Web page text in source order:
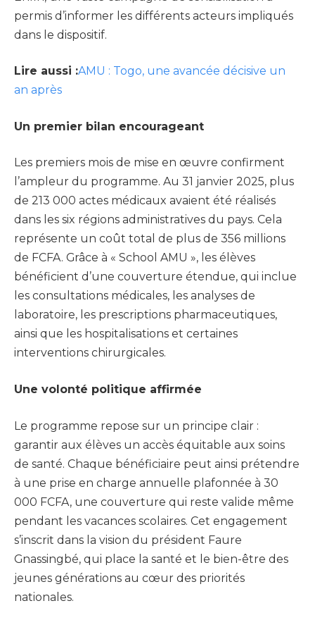
permis d’informer les différents acteurs impliqués
dans le dispositif.
Lire aussi :AMU : Togo, une avancée décisive un
an après
Un premier bilan encourageant
Les premiers mois de mise en œuvre confirment
l’ampleur du programme. Au 31 janvier 2025, plus
de 213 000 actes médicaux avaient été réalisés
dans les six régions administratives du pays. Cela
représente un coût total de plus de 356 millions
de FCFA. Grâce à « School AMU », les élèves
bénéficient d’une couverture étendue, qui inclue
les consultations médicales, les analyses de
laboratoire, les prescriptions pharmaceutiques,
ainsi que les hospitalisations et certaines
interventions chirurgicales.
Une volonté politique affirmée
Le programme repose sur un principe clair :
garantir aux élèves un accès équitable aux soins
de santé. Chaque bénéficiaire peut ainsi prétendre
à une prise en charge annuelle plafonnée à 30
000 FCFA, une couverture qui reste valide même
pendant les vacances scolaires. Cet engagement
s’inscrit dans la vision du président Faure
Gnassingbé, qui place la santé et le bien-être des
jeunes générations au cœur des priorités
nationales.